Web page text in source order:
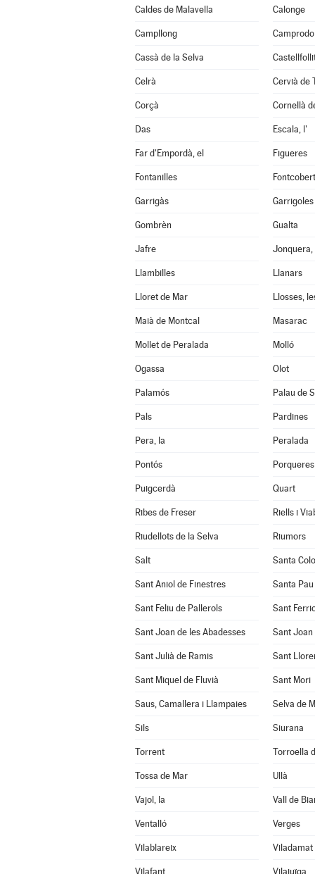
Caldes de Malavella Calonge
Campllong
Cassà de la Selva
Celrà Cervià de
Corçà Cornellà
Das Escala, l'
Far d'Empordà, el Figueres
Fontanilles
Garrigàs Garrigoles
Gombrèn Gualta
Jafre Jonquera,
Llambilles Llanars
Lloret de Mar Llosses,
Maià de Montcal Masarac
Mollet de Peralada Molló
Ogassa Olot
Palamós Palau de
Pals Pardines
Pera, la Peralada
Pontós Porqueres
Puigcerdà Quart
Ribes de Freser Riells i
Riudellots de la Selva Riumors
Salt Santa
Sant Aniol de Finestres Santa Pau
Sant Feliu de Pallerols Sant
Sant Joan de les Abadesses Sant Joan
Sant Julià de Ramis Sant
Sant Miquel de Fluvià Sant Mori
Saus, Camallera i Llampaies Selva de
Sils Siurana
Torrent Torroella
Tossa de Mar Ullà
Vajol, la Vall de
Ventalló Verges
Vilablareix Viladamat
Vilafant Vilajuïga